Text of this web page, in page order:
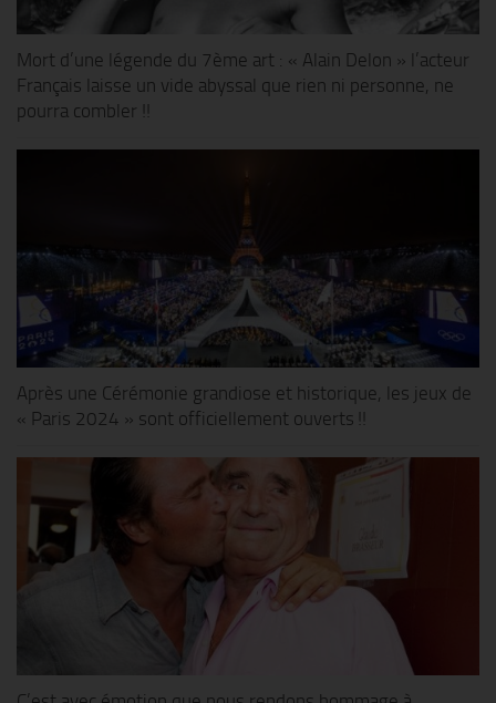
Mort d’une légende du 7ème art : « Alain Delon » l’acteur
Français laisse un vide abyssal que rien ni personne, ne
pourra combler !!
Après une Cérémonie grandiose et historique, les jeux de
« Paris 2024 » sont officiellement ouverts !!